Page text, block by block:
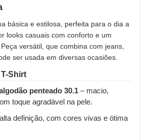
básica e estilosa, perfeita para o dia a
looks casuais com conforto e um
versátil, que combina com jeans,
ser usada em diversas ocasiões.
Shirt
penteado 30.1 – macio,
toque agradável na pele.
definição, com cores vivas e ótima